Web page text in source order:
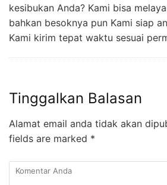
kesibukan Anda? Kami bisa
bahkan besoknya pun Kami siap
Kami kirim tepat waktu sesuai
Tinggalkan Balasan
Alamat email anda tidak akan
fields are marked *